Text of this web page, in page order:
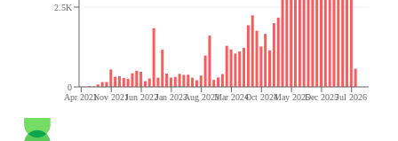
Apr 2021Nov 2021Jun 2022Jan 2023Aug 2023Mar 2024Oct 2024May 2025Dec 2025Jul 2026
0
2.5K